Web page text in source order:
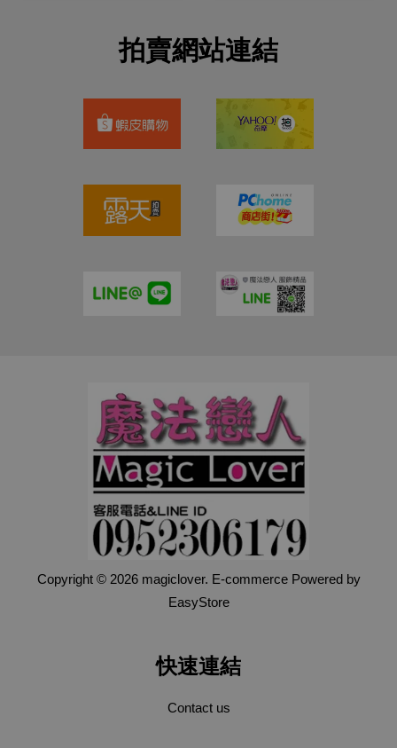
拍賣網站連結
Copyright © 2026 magiclover. E-commerce Powered by
EasyStore
快速連結
Contact us